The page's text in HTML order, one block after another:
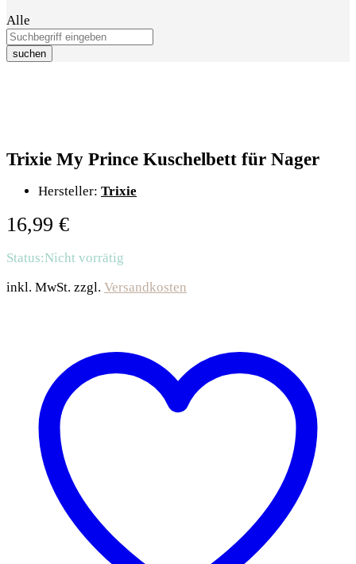
Alle
suchen
Trixie My Prince Kuschelbett für Nager
Hersteller: Trixie
16,99 €
Status:Nicht vorrätig
inkl. MwSt. zzgl. Versandkosten